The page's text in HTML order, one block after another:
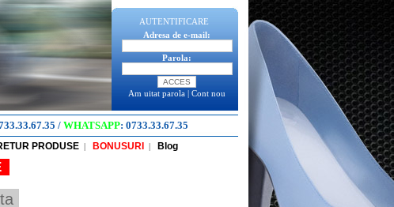
AUTENTIFICARE
Adresa de e-mail:
Parola:
Am uitat parola | Cont nou
/ WHATSAPP: 0733.33.67.35
PRODUSE | BONUSURI | Blog